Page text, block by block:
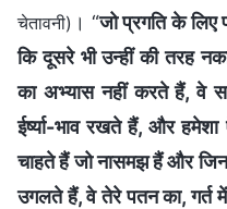
चेतावनी) । “जो प्रगति के लिए
कि दूसरे भी उन्हीं की तरह
का अभ्यास नहीं करते हैं, वे
ईर्ष्या-भाव रखते हैं, और
चाहते हैं जो नासमझ हैं और
उगलते हैं, वे तेरे पतन का, गर्त